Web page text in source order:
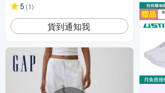
5 (1)
貨到通知我